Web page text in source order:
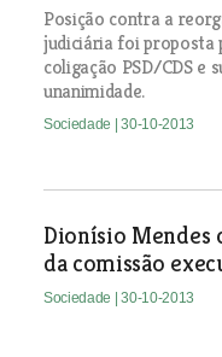
Posição contra a
judiciária foi proposta
coligação PSD/CDS e
unanimidade.
Sociedade | 30-10-2013
Dionísio Mendes
da comissão
Sociedade | 30-10-2013